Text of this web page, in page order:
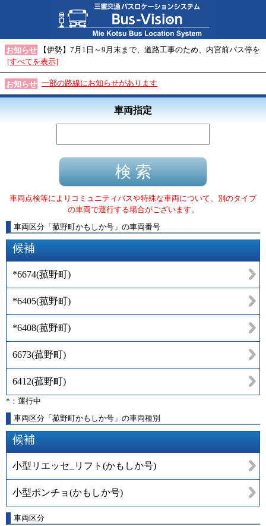
お知らせ
【伊勢】7月1日～9月末まで、道路工事のため、内宮前バス停を
[すべてを表示]
お知らせ 一部の路線にお知らせがあります
車両指定
車両点検等によりコミュニティバスや特殊な車両について、別のタイプ
の車両で運行する場合がございます。
車両区分 「 菰野町かもしか号 」 の車両番号
候補
*6674(菰野町)
*6405(菰野町)
*6408(菰野町)
6673(菰野町)
6412(菰野町)
*：運行中
車両区分「菰野町かもしか号」の車両種別
候補
小型リエッセ_リフト(かもしか号)
小型ポンチョ(かもしか号)
車両区分